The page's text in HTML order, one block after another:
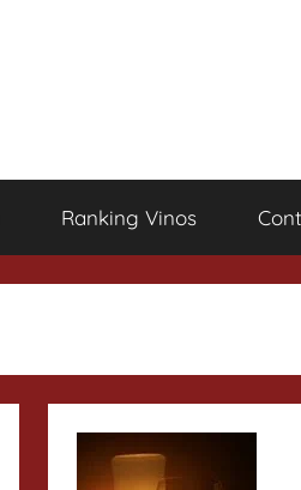
Ranking Vinos